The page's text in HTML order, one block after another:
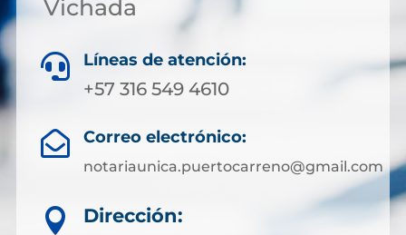
Vichada
 Líneas de atención:
+57 316 549 4610
 Correo electrónico:
notariaunica.puertocarreno@gmail.com

Dirección: